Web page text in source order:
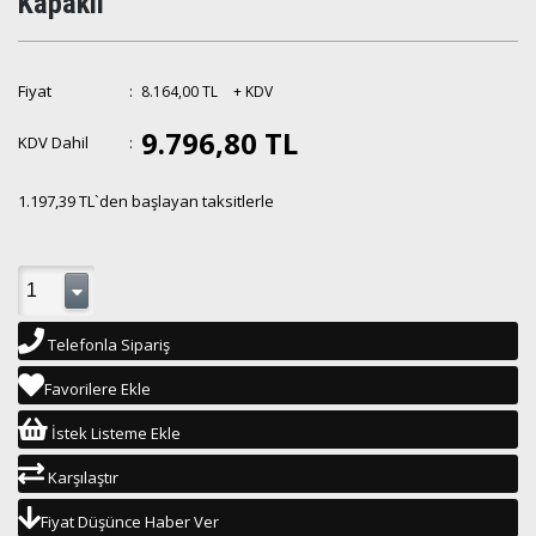
Fiyat : 8.164,00 TL + KDV
KDV Dahil : 9.796,80 TL
1.197,39 TL`den başlayan taksitlerle
Telefonla Sipariş
Favorilere Ekle
İstek Listeme Ekle
Karşılaştır
Fiyat Düşünce Haber Ver